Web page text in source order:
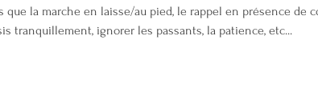
la marche en laisse/au pied, le rappel en présence de
tranquillement, ignorer les passants, la patience, etc...